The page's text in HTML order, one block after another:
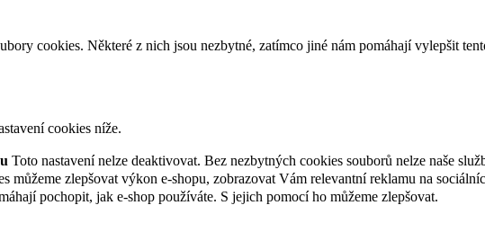
cookies. Některé z nich jsou nezbytné, zatímco jiné nám pomáhají vylepšit
cookies níže.
Toto nastavení nelze deaktivovat. Bez nezbytných cookies souborů nelze naše
můžeme zlepšovat výkon e-shopu, zobrazovat Vám relevantní reklamu na
pochopit, jak e-shop používáte. S jejich pomocí ho můžeme zlepšovat.